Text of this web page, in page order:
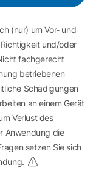
(nur) um Vor- und
und/oder
fachgerecht
betriebenen
Schädigungen
an einem Gerät
Verlust des
Anwendung die
setzen Sie sich